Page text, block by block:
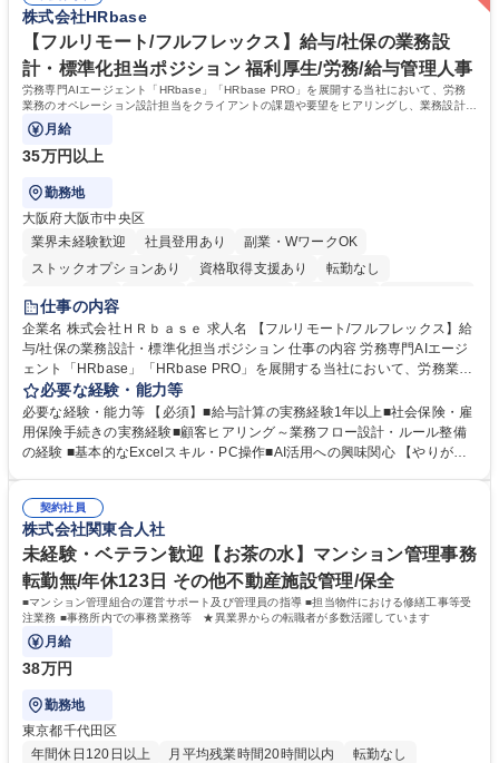
ータグループの会社へ提案活動 募集職種 【業務企画】未経験OK/正社員登
用実績90%以上/月残業～5H/在宅勤務可/社会貢献
の雇用切り替えとなります。過去の正社員登用率は90％です。 将来的に
は当社の中核となる管理職になって頂く事を期待しています。 正社員登用
に向け全力でサポートを行いますのでご安心ください。 学歴・資格 学
歴：大学院 大学 高専 短大 専修学校 高校 語学力： 資格：
株式会社HRbase
【フルリモート/フルフレックス】給与/社保の業務設
計・標準化担当ポジション 福利厚生/労務/給与管理人事
労務専門AIエージェント「HRbase」「HRbase PRO」を展開する当社において、労務
業務のオペレーション設計担当をクライアントの課題や要望をヒアリングし、業務設計や
システム設定へと落とし込むポジションです。
月給
35万円以上
勤務地
大阪府大阪市中央区
業界未経験歓迎
社員登用あり
副業・WワークOK
ストックオプションあり
資格取得支援あり
転勤なし
時短勤務あり
服装自由
仕事の内容
企業名 株式会社ＨＲｂａｓｅ 求人名 【フルリモート/フルフレックス】給
与/社保の業務設計・標準化担当ポジション 仕事の内容 労務専門AIエージ
ェント「HRbase」「HRbase PRO」を展開する当社において、労務業務
のオペレーション設計担当をクライアントの課題や要望をヒアリングし、
業務設計やシステム設定へと落とし込むポジションです。 【具体的に
は】・業務オペレーション設計（要件定義/顧客ヒアリング/業務オペレー
ションの洗い出し、ルール整備、システム設定) ・業務マニュアル作成、
（年調等の年次業務など） 募集職種 【フルリモート/フルフレックス】給
与/社保の業務設計・標準化担当ポジション
必要な経験・能力等
必要な経験・能力等 【必須】■給与計算の実務経験1年以上■社会保険・雇
用保険手続きの実務経験■顧客ヒアリング～業務フロー設計・ルール整備
の経験 ■基本的なExcelスキル・PC操作■AI活用への興味関心 【やりが
る設計にとどまらず、ご自身が現場のエキスパートとしてオペレーション
を実行する機会もあり、実務と改善の両面でスキルを発揮できる環境で
す。 学歴・資格 学歴：大学院 大学 高専 短大 専修学校 高校 語学力： 資
格：
契約社員
株式会社関東合人社
未経験・ベテラン歓迎【お茶の水】マンション管理事務
転勤無/年休123日 その他不動産施設管理/保全
■マンション管理組合の運営サポート及び管理員の指導 ■担当物件における修繕工事等受
注業務 ■事務所内での事務業務等 ★異業界からの転職者が多数活躍しています
月給
38万円
勤務地
東京都千代田区
年間休日120日以上
月平均残業時間20時間以内
転勤なし